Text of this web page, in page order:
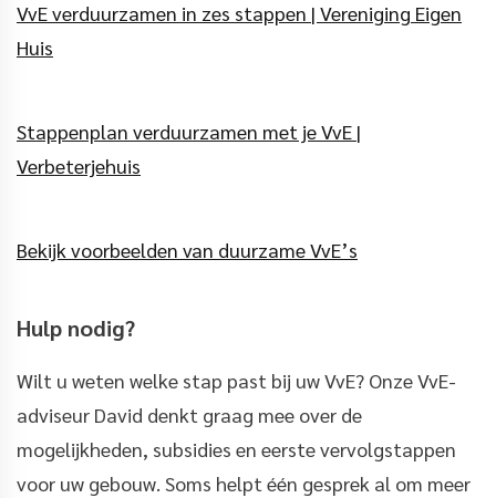
VvE verduurzamen in zes stappen | Vereniging Eigen
Huis
Stappenplan verduurzamen met je VvE |
Verbeterjehuis
Bekijk voorbeelden van duurzame VvE’s
Hulp nodig?
Wilt u weten welke stap past bij uw VvE? Onze VvE-
adviseur David denkt graag mee over de
mogelijkheden, subsidies en eerste vervolgstappen
voor uw gebouw. Soms helpt één gesprek al om meer